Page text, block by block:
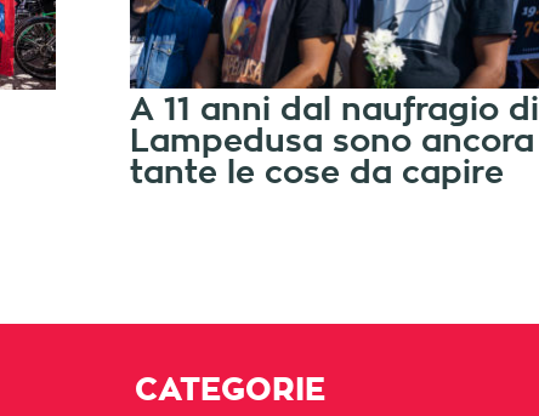
A 11 anni dal naufragio di
Lampedusa sono ancora
tante le cose da capire
CATEGORIE